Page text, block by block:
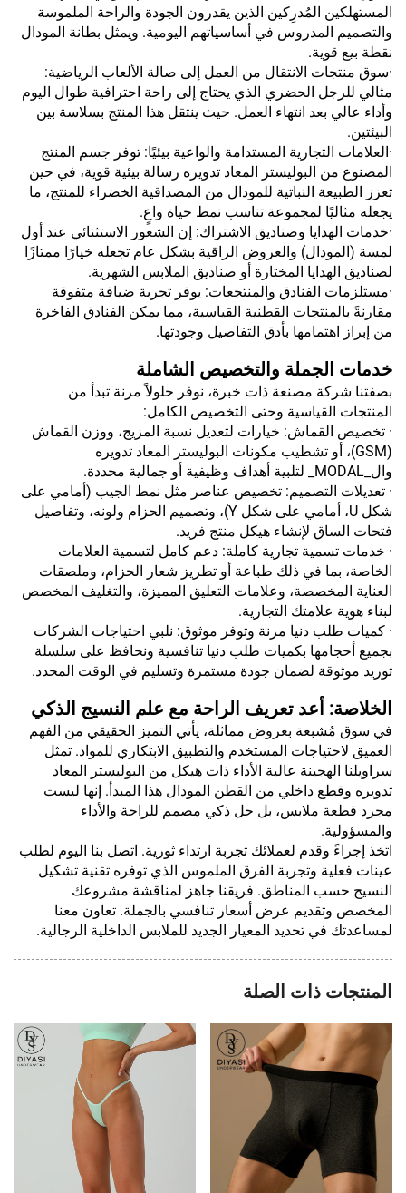
المستهلكين المُدرِكين الذين يقدرون الجودة والراحة الملموسة
والتصميم المدروس في أساسياتهم اليومية. ويمثل بطانة المودال
نقطة بيع قوية.
·سوق منتجات الانتقال من العمل إلى صالة الألعاب الرياضية:
مثالي للرجل الحضري الذي يحتاج إلى راحة احترافية طوال اليوم
وأداء عالي بعد انتهاء العمل. حيث ينتقل هذا المنتج بسلاسة بين
البيئتين.
·العلامات التجارية المستدامة والواعية بيئيًا: توفر جسم المنتج
المصنوع من البوليستر المعاد تدويره رسالة بيئية قوية، في حين
تعزز الطبيعة النباتية للمودال من المصداقية الخضراء للمنتج، ما
يجعله مثاليًا لمجموعة تناسب نمط حياة واعٍ.
·خدمات الهدايا وصناديق الاشتراك: إن الشعور الاستثنائي عند أول
لمسة (المودال) والعروض الراقية بشكل عام تجعله خيارًا ممتازًا
لصناديق الهدايا المختارة أو صناديق الملابس الشهرية.
·مستلزمات الفنادق والمنتجعات: يوفر تجربة ضيافة متفوقة
مقارنةً بالمنتجات القطنية القياسية، مما يمكن الفنادق الفاخرة
من إبراز اهتمامها بأدق التفاصيل وجودتها.
خدمات الجملة والتخصيص الشاملة
بصفتنا شركة مصنعة ذات خبرة، نوفر حلولاً مرنة تبدأ من
المنتجات القياسية وحتى التخصيص الكامل:
· تخصيص القماش: خيارات لتعديل نسبة المزيج، ووزن القماش
(GSM)، أو تشطيب مكونات البوليستر المعاد تدويره
وال_MODAL_ لتلبية أهداف وظيفية أو جمالية محددة.
· تعديلات التصميم: تخصيص عناصر مثل نمط الجيب (أمامي على
شكل U، أمامي على شكل Y)، وتصميم الحزام ولونه، وتفاصيل
فتحات الساق لإنشاء هيكل منتج فريد.
· خدمات تسمية تجارية كاملة: دعم كامل لتسمية العلامات
الخاصة، بما في ذلك طباعة أو تطريز شعار الحزام، وملصقات
العناية المخصصة، وعلامات التعليق المميزة، والتغليف المخصص
لبناء هوية علامتك التجارية.
· كميات طلب دنيا مرنة وتوفر موثوق: نلبي احتياجات الشركات
بجميع أحجامها بكميات طلب دنيا تنافسية ونحافظ على سلسلة
توريد موثوقة لضمان جودة مستمرة وتسليم في الوقت المحدد.
الخلاصة: أعد تعريف الراحة مع علم النسيج الذكي
في سوق مُشبعة بعروض مماثلة، يأتي التميز الحقيقي من الفهم
العميق لاحتياجات المستخدم والتطبيق الابتكاري للمواد. تمثل
سراويلنا الهجينة عالية الأداء ذات هيكل من البوليستر المعاد
تدويره وقطع داخلي من القطن المودال هذا المبدأ. إنها ليست
مجرد قطعة ملابس، بل حل ذكي مصمم للراحة والأداء
والمسؤولية.
اتخذ إجراءً وقدم لعملائك تجربة ارتداء ثورية. اتصل بنا اليوم لطلب
عينات فعلية وتجربة الفرق الملموس الذي توفره تقنية تشكيل
النسيج حسب المناطق. فريقنا جاهز لمناقشة مشروعك
المخصص وتقديم عرض أسعار تنافسي بالجملة. تعاون معنا
لمساعدتك في تحديد المعيار الجديد للملابس الداخلية الرجالية.
المنتجات ذات الصلة